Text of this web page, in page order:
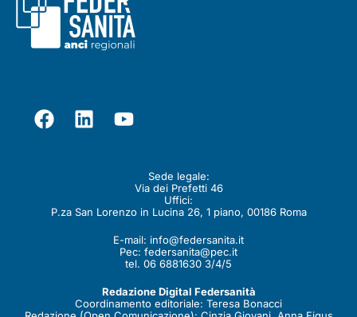
Sede legale:
Via dei Prefetti 46
Uffici:
P.za San Lorenzo in Lucina 26, 1 piano, 00186 Roma
E-mail: info@federsanita.it
Pec: federsanita@pec.it
tel. 06 6881630 3/4/5
Redazione Digital Federsanità
Coordinamento editoriale: Teresa Bonacci